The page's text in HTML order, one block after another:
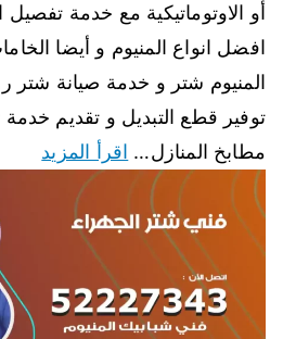
أو الاوتوماتيكية مع خدمة
افضل انواع المنيوم و أيضا
المنيوم شتر و خدمة صيانة شتر
توفير قطع التبديل و تقديم
مطابخ المنازل… اقرأ المزيد